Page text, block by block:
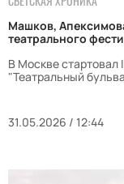
Машков,
театрального
В Москве
"Театральный
31.05.2026 / 12:44